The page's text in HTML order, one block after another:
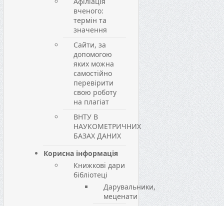
вченого:
термін та
значення
Сайти, за
допомогою
яких можна
самостійно
перевірити
свою роботу
на плагіат
ВНТУ В
НАУКОМЕТРИЧНИХ
БАЗАХ ДАНИХ
Корисна інформація
Книжкові дари
бібліотеці
Дарувальники,
меценати